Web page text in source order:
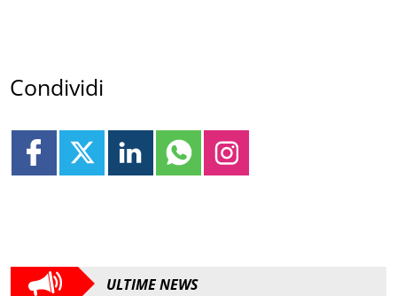
Condividi
ULTIME NEWS